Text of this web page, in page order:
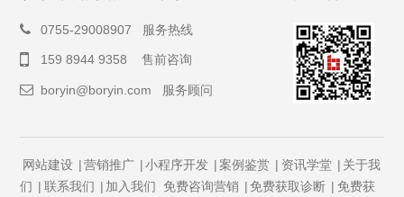
0755-29008907 服务热线
159 8944 9358 售前咨询
boryin@boryin.com 服务顾问
网站建设 营销推广 小程序开发 案例鉴赏 资讯学堂
关于我
们
联系我们 加入我们 免费咨询营销 免费获取诊断 免费获